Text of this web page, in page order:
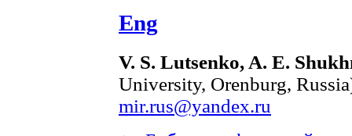
Eng
V. S. Lutsenko, A. E.
University, Orenburg,
mir.rus@yandex.ru